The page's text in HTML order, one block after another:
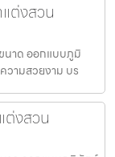
ต่งสวน
าด ออกแบบภูมิ
วามสวยงาม บร
งสวน